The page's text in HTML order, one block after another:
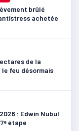
brûlé
achetée
de la
feu désormais
: Edwin Nubul
étape